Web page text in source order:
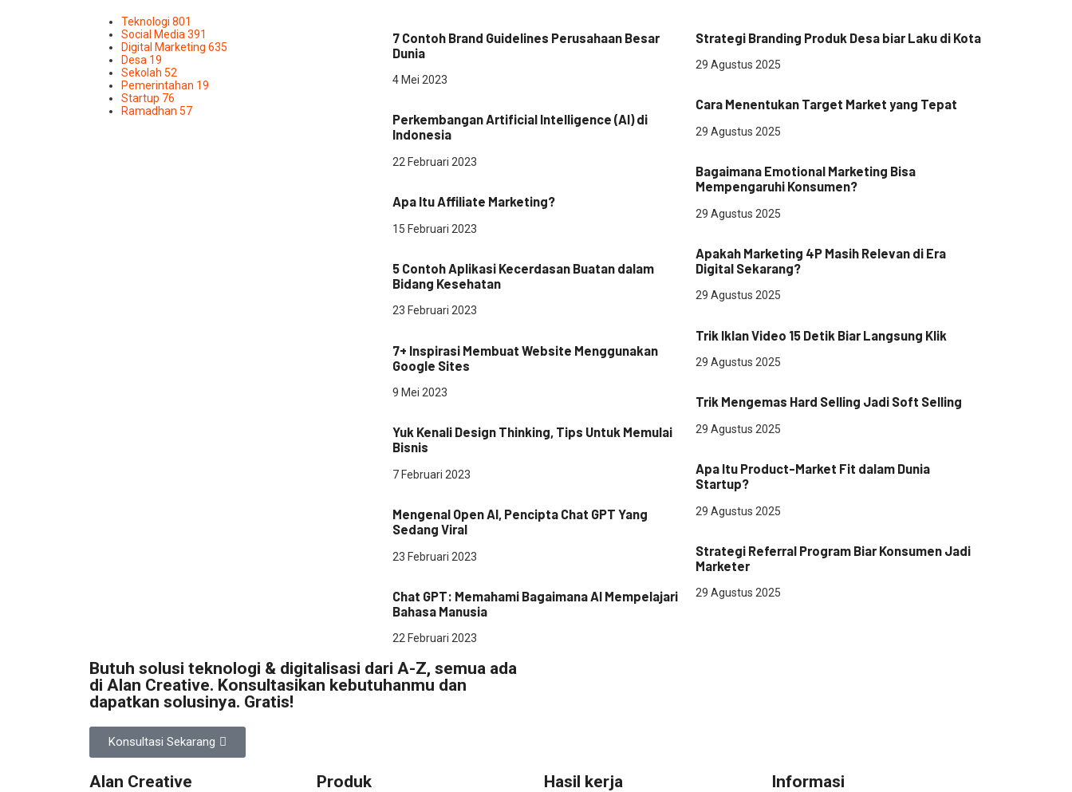
Teknologi 801
Social Media391
Digital Marketing 635
Desa 19
Sekolah 52
Pemerintahan 19
Startup 76
Ramadhan 57
7 Contoh Brand Guidelines Perusahaan Besar
Dunia
4 Mei 2023
Perkembangan Artificial Intelligence (AI) di
Indonesia
22 Februari 2023
Apa Itu Affiliate Marketing?
15 Februari 2023
5 Contoh Aplikasi Kecerdasan Buatan dalam
Bidang Kesehatan
23 Februari 2023
7+ Inspirasi Membuat Website Menggunakan
Google Sites
9 Mei 2023
Yuk Kenali Design Thinking, Tips Untuk Memulai
Bisnis
7 Februari 2023
Mengenal Open AI, Pencipta Chat GPT Yang
Sedang Viral
23 Februari 2023
Chat GPT: Memahami Bagaimana AI Mempelajari
Bahasa Manusia
22 Februari 2023
Strategi Branding Produk Desa biar Laku di Kota
29 Agustus 2025
Cara Menentukan Target Market yang Tepat
29 Agustus 2025
Bagaimana Emotional Marketing Bisa
Mempengaruhi Konsumen?
29 Agustus 2025
Apakah Marketing 4P Masih Relevan di Era
Digital Sekarang?
29 Agustus 2025
Trik Iklan Video 15 Detik Biar Langsung Klik
29 Agustus 2025
Trik Mengemas Hard Selling Jadi Soft Selling
29 Agustus 2025
Apa Itu Product-Market Fit dalam Dunia
Startup?
29 Agustus 2025
Strategi Referral Program Biar Konsumen Jadi
Marketer
29 Agustus 2025
Butuh solusi teknologi & digitalisasi dari A-Z, semua ada
di Alan Creative. Konsultasikan kebutuhanmu dan
dapatkan solusinya. Gratis!
Konsultasi Sekarang
Alan Creative Produk Hasil kerja Informasi